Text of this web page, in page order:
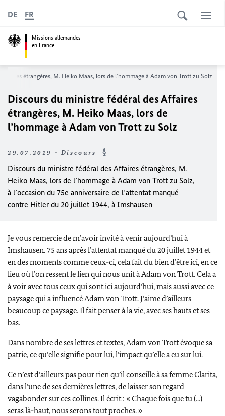
Missions allemandes
en France
DE FR
étrangères, M. Heiko Maas, lors de l’hommage à Adam von Trott zu Solz
Discours du ministre fédéral des Affaires
étrangères, M. Heiko Maas, lors de
l’hommage à Adam von Trott zu Solz
29.07.2019 - Discours
Discours du ministre fédéral des Affaires étrangères, M.
Heiko Maas, lors de l’hommage à Adam von Trott zu Solz,
à l’occasion du 75e anniversaire de l’attentat manqué
contre Hitler du 20 juillet 1944, à Imshausen
Je vous remercie de m’avoir invité à venir aujourd’hui à
Imshausen. 75 ans après l’attentat manqué du 20 juillet 1944 et
en des moments comme ceux-ci, cela fait du bien d’être ici, en ce
lieu où l’on ressent le lien qui nous unit àAdam von Trott. Cela a
à voir avec tous ceux qui sont ici aujourd’hui, mais aussi avec ce
paysage qui a influencéAdam von Trott. J’aime d’ailleurs
beaucoup ce paysage. Il fait penser à la vie, avec ses hauts et ses
bas.
Dans nombre de ses lettres et textes,Adam von Trottévoque sa
patrie, ce qu’elle signifie pour lui, l’impact qu’elle a eu sur lui.
Ce n’est d’ailleurs pas pour rien qu’il conseille à sa femmeClarita,
dans l’une de ses dernières lettres, de laisser son regard
vagabonder sur ces collines. Il écrit : « Chaque fois que tu (...)
seras là-haut, nous serons tout proches. »